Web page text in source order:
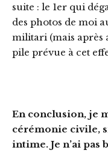
suite : le 1er qui
des photos de moi
militari (mais après
pile prévue à cet
En conclusion, je
cérémonie civile,
intime. Je n’ai pas